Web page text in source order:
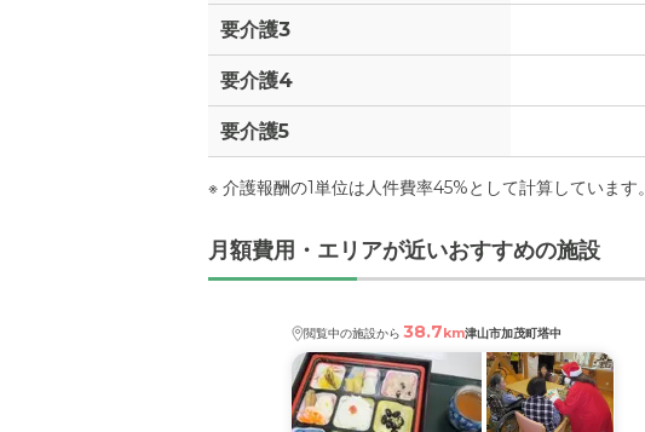
要介護3
要介護4
要介護5
※ 介護報酬の1単位は人件費率45%として計算しています。
月額費用・エリアが近いおすすめの施設
閲覧中の施設から 38.7km津山市加茂町塔中